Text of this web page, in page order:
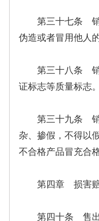
第三十七条 销
伪造或者冒用他人
第三十八条 销
证标志等质量标志。
第三十九条 销
杂、掺假，不得以
不合格产品冒充合
第四章 损害
第四十条 售出